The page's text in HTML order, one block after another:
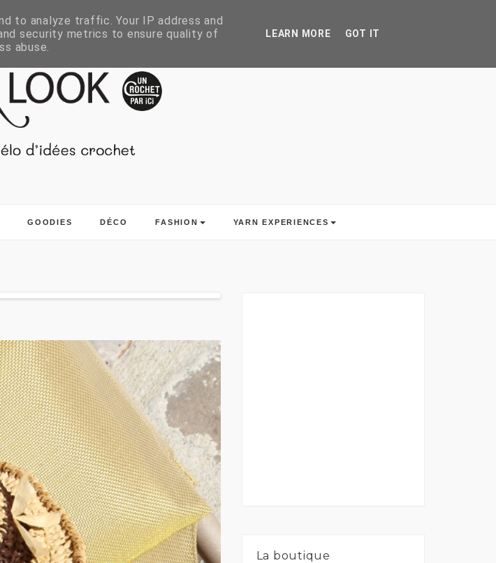
GOODIES DÉCO FASHION YARN EXPERIENCES
La boutique
to analyze traffic. Your IP address and
security metrics to ensure quality of
abuse.
LEARN MORE GOT IT